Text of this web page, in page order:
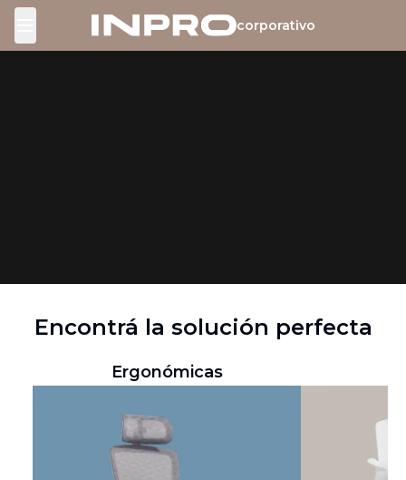
Toggle Menu
corporativo
Encontrá la solución perfecta
Ergonómicas